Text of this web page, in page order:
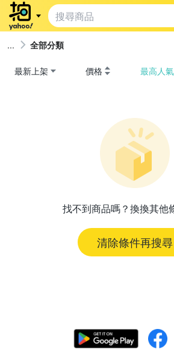
全部分類
最新上架 價格 最高人氣
找不到商品嗎？換換其他
清除條件再搜尋